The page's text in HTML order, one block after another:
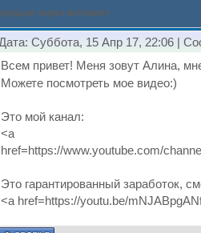
через интернет
Суббота, 15 Апр 17, 22:06 |
Всем привет! Меня зовут Алина,
Можете посмотреть мое видео:)
Это мой канал:
<a
href=https://www.youtube.com/
Это гарантированный заработок,
<a href=https://youtu.be/